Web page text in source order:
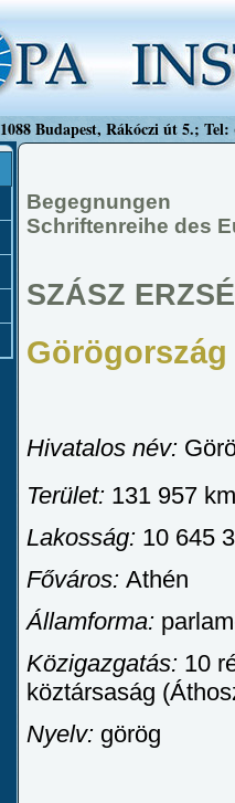
1088 Budapest, Rákóczi út 5.;
Begegnungen
Schriftenreihe des
SZÁSZ
Hivatalos név:
Terület: 131 957 km
Lakosság: 10 645
Főváros: Athén
Államforma:
Közigazgatás: 10
köztársaság
Nyelv: görög